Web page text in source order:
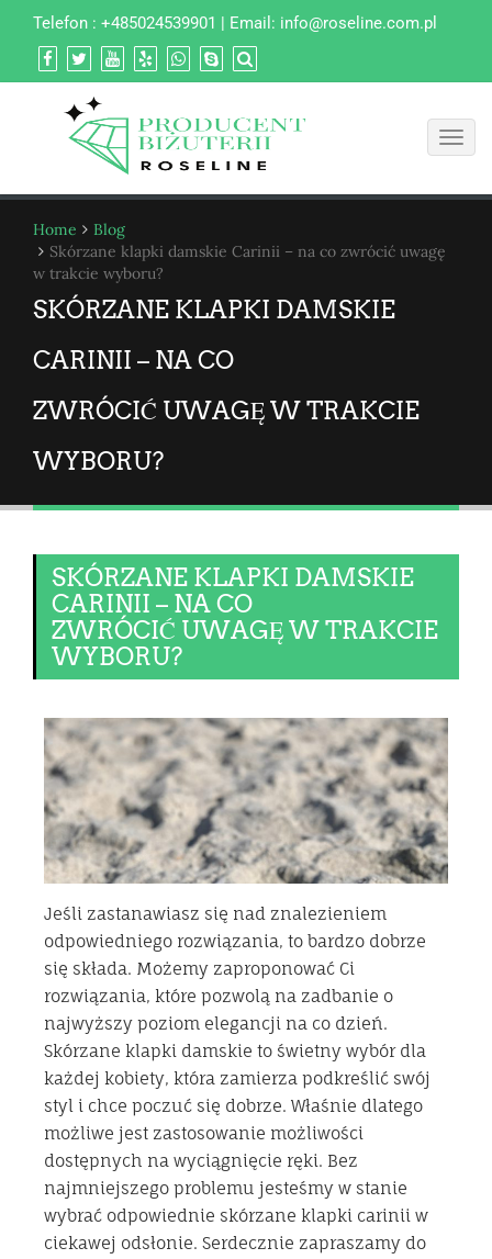
Telefon : +485024539901 | Email: info@roseline.com.pl
Home
Blog
Skórzane klapki damskie Carinii – na co zwrócić uwagę
w trakcie wyboru?
SKÓRZANE KLAPKI DAMSKIE
CARINII – NA CO
ZWRÓCIĆ UWAGĘ W TRAKCIE
WYBORU?
SKÓRZANE KLAPKI DAMSKIE
CARINII – NA CO
ZWRÓCIĆ UWAGĘ W TRAKCIE
WYBORU?
Jeśli zastanawiasz się nad znalezieniem
odpowiedniego rozwiązania, to bardzo dobrze
się składa. Możemy zaproponować Ci
rozwiązania, które pozwolą na zadbanie o
najwyższy poziom elegancji na co dzień.
Skórzane klapki damskie to świetny wybór dla
każdej kobiety, która zamierza podkreślić swój
styl i chce poczuć się dobrze. Właśnie dlatego
możliwe jest zastosowanie możliwości
dostępnych na wyciągnięcie ręki. Bez
najmniejszego problemu jesteśmy w stanie
wybrać odpowiednie skórzane klapki carinii w
ciekawej odsłonie. Serdecznie zapraszamy do